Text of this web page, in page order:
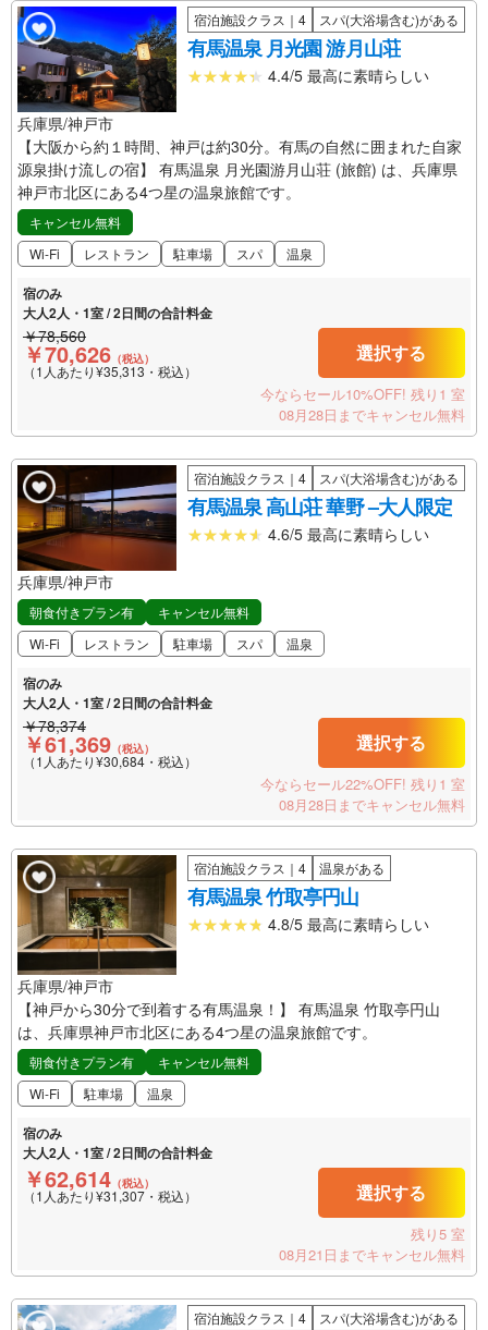
宿泊施設クラス｜4 スパ(大浴場含む)がある
有馬温泉 月光園 游月山荘
4.4/5 最高に素晴らしい
兵庫県/神戸市
【大阪から約１時間、神戸は約30分。有馬の自然に囲まれた自家
源泉掛け流しの宿】 有馬温泉 月光園游月山荘 (旅館) は、兵庫県
神戸市北区にある4つ星の温泉旅館です。
キャンセル無料
Wi-Fi
レストラン 駐車場 スパ 温泉
宿のみ
大人2人・1室 / 2日間の合計料金
￥78,560
￥70,626 （税込）
（1人あたり¥35,313・税込）
選択する
今ならセール10%OFF! 残り1 室
08月28日までキャンセル無料
宿泊施設クラス｜4 スパ(大浴場含む)がある
有馬温泉 高山荘 華野 –大人限定
4.6/5 最高に素晴らしい
兵庫県/神戸市
朝食付きプラン有
キャンセル無料
Wi-Fi
レストラン 駐車場 スパ 温泉
宿のみ
大人2人・1室 / 2日間の合計料金
￥78,374
￥61,369 （税込）
（1人あたり¥30,684・税込）
選択する
今ならセール22%OFF! 残り1 室
08月28日までキャンセル無料
宿泊施設クラス｜4 温泉がある
有馬温泉 竹取亭円山
4.8/5 最高に素晴らしい
兵庫県/神戸市
【神戸から30分で到着する有馬温泉！】 有馬温泉 竹取亭円山
は、兵庫県神戸市北区にある4つ星の温泉旅館です。
朝食付きプラン有
キャンセル無料
Wi-Fi
駐車場 温泉
宿のみ
大人2人・1室 / 2日間の合計料金
￥62,614 （税込）
（1人あたり¥31,307・税込） 選択する
残り5 室
08月21日までキャンセル無料
宿泊施設クラス｜4 スパ(大浴場含む)がある